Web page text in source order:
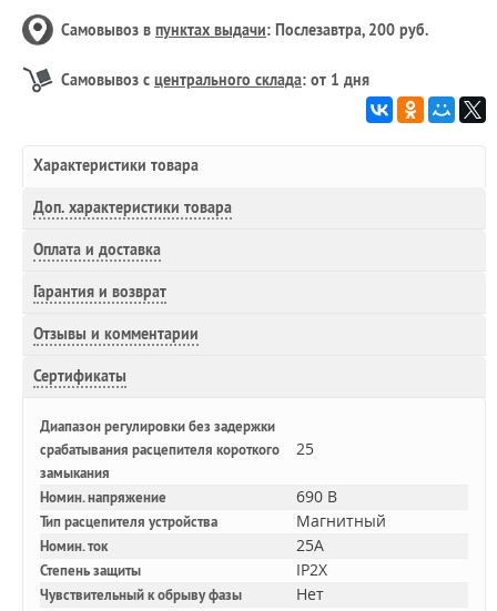
Самовывоз в пунктах выдачи: Послезавтра, 200 руб.
Самовывоз с центрального склада: от 1 дня
Характеристики товара
Доп. характеристики товара
Оплата и доставка
Гарантия и возврат
Отзывы и комментарии
Сертификаты
Диапазон регулировки без задержки
срабатывания расцепителя короткого
замыкания
25
Номин. напряжение 690 В
Тип расцепителя устройства Магнитный
Номин. ток 25A
Степень защиты IP2X
Чувствительный к обрыву фазы Нет